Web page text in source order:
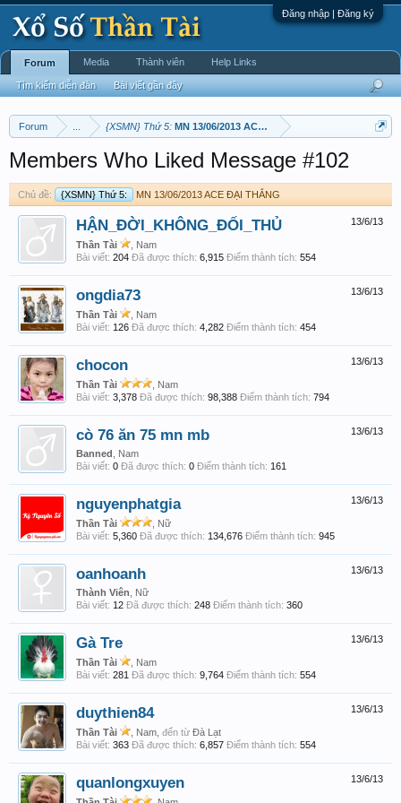
Đăng nhập | Đăng ký
Forum {XSMN} Thứ 5: MN 13/06/2013 ACE ĐẠI THẮNG
Members Who Liked Message #102
Chủ đề: {XSMN} Thứ 5: MN 13/06/2013 ACE ĐẠI THẮNG
13/6/13
HẬN_ĐỜI_KHÔNG_ĐỐI_THỦ
Thần Tài
, Nam
Bài viết: 204 Đã được thích: 6,915 Điểm thành tích: 554
13/6/13
ongdia73
Thần Tài
, Nam
Bài viết: 126 Đã được thích: 4,282 Điểm thành tích: 454
13/6/13
chocon
Thần Tài
, Nam
Bài viết: 3,378 Đã được thích: 98,388 Điểm thành tích: 794
13/6/13
cò 76 ăn 75 mn mb
Banned , Nam
Bài viết: 0 Đã được thích: 0 Điểm thành tích: 161
13/6/13
nguyenphatgia
Thần Tài
, Nữ
Bài viết: 5,360 Đã được thích: 134,676 Điểm thành tích: 945
13/6/13
oanhoanh
Thành Viên , Nữ
Bài viết: 12 Đã được thích: 248 Điểm thành tích: 360
13/6/13
Gà Tre
Thần Tài
, Nam
Bài viết: 281 Đã được thích: 9,764 Điểm thành tích: 554
13/6/13
duythien84
Thần Tài , Nam, đến từ Đà Lạt
Bài viết: 363 Đã được thích: 6,857 Điểm thành tích: 554
13/6/13
quanlongxuyen
Forum
Tìm kiếm diễn đàn Bài viết gần đây
Media Thành viên Help Links